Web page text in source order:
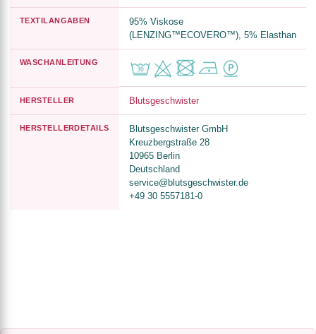
TEXTILANGABEN
95% Viskose
(LENZING™ECOVERO™), 5% Elasthan
WASCHANLEITUNG
HERSTELLER Blutsgeschwister
HERSTELLERDETAILS
Blutsgeschwister GmbH
Kreuzbergstraße 28
10965 Berlin
Deutschland
service@blutsgeschwister.de
+49 30 5557181-0